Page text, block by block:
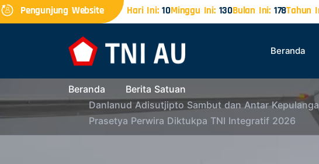
Pengunjung Website Hari Ini:10Minggu Ini:130Bulan Ini: 178Tahun
Beranda
Beranda
Berita Satuan
Danlanud Adisutjipto Sambut dan Antar
Prasetya Perwira Diktukpa TNI Integratif 2026